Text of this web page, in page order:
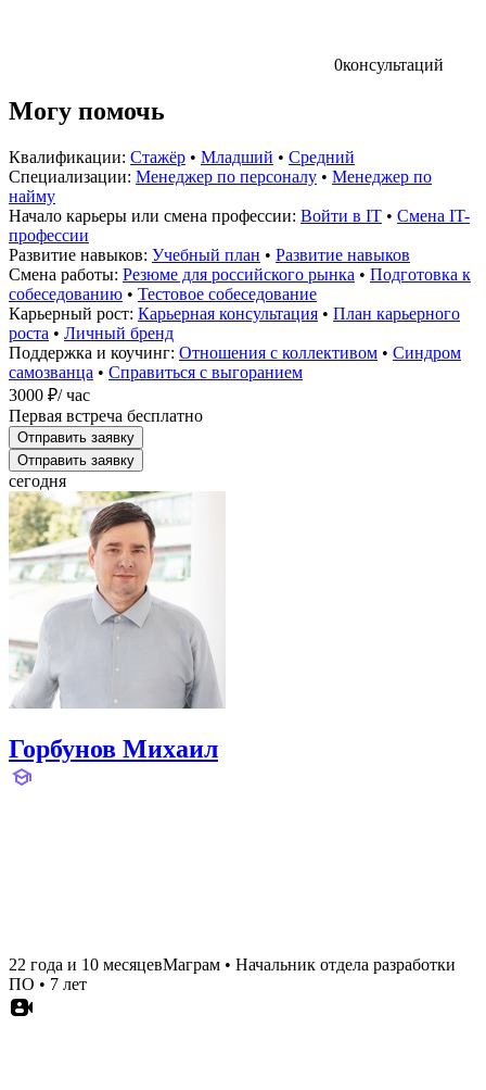
0консультаций
Могу помочь
Квалификации: Стажёр • Младший • Средний
Специализации: Менеджер по персоналу • Менеджер по
найму
Начало карьеры или смена профессии: Войти в IT • Смена IT-
профессии
Развитие навыков: Учебный план • Развитие навыков
Смена работы: Резюме для российского рынка • Подготовка к
собеседованию • Тестовое собеседование
Карьерный рост: Карьерная консультация • План карьерного
роста • Личный бренд
Поддержка и коучинг: Отношения с коллективом • Синдром
самозванца • Справиться с выгоранием
3000 ₽/ час
Первая встреча бесплатно
Отправить заявку
Отправить заявку
сегодня
Горбунов Михаил
22 года и 10 месяцевМаграм • Начальник отдела разработки
ПО • 7 лет